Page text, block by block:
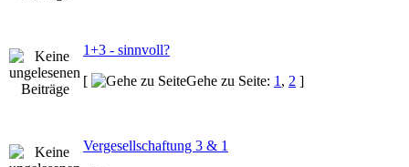
1+3 - sinnvoll?
[
Gehe zu Seite: 1 , 2 ]
Vergesellschaftung 3 & 1